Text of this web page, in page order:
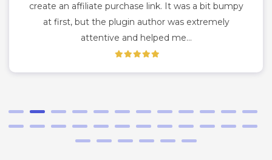
create an affiliate purchase link. It was a bit bumpy
at first, but the plugin author was extremely
attentive and helped me…